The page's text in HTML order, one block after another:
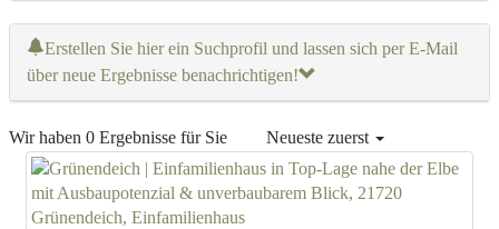
Erstellen Sie hier ein Suchprofil und lassen sich per E-Mail
über neue Ergebnisse benachrichtigen!
Wir haben 0 Ergebnisse für Sie Neueste zuerst